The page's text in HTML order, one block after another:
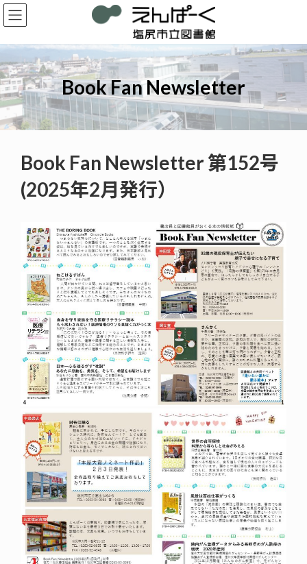
コ
ン
ン
ツ
へ
ス
キ
ッ
プ
ナ
ビ
ー
シ
ョ
ン
に
移
動
Book Fan Newsletter
Book Fan Newsletter 第152号
(2025年2月発行）